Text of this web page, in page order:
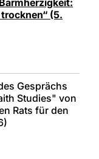
(5.
Gesprächs
Studies" von
Rats für den